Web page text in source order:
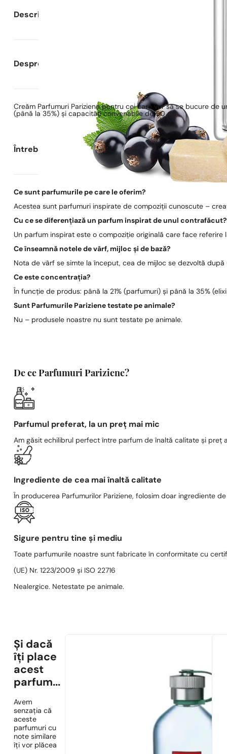
Descrierea parfumului
Despre Parfumuri Pariziene
Creăm Parfumuri Pariziene pentru cei care vor să se bucure
(până la 35%) și capacități convenabile de 50 ml.
Întrebări frecvente
Ce sunt parfumurile pe care le oferim?
Acestea sunt parfumuri inspirate de compoziții cunoscute –
Cu ce se diferențiază un parfum inspirat de unul contrafăcut?
Un parfum inspirat este o compoziție originală care face
Ce înseamnă notele de vârf, mijloc și de bază?
Nota de vârf se simte la început, cea de mijloc se dezvoltă
Ce este concentrația?
În funcție de produs: până la 21% (parfumuri) și până la 35%
Sunt Parfumurile Pariziene testate pe animale?
Nu – produsele noastre nu sunt testate pe animale.
De ce Parfumuri Pariziene?
Parfumul preferat, la un preț mai mic
Am găsit echilibrul perfect între parfum de înaltă calitate și preț
Ingrediente de cea mai înaltă calitate
În producerea Parfumurilor Pariziene, folosim doar ingrediente
Sigure pentru tine și mediu
Toate parfumurile noastre sunt fabricate în conformitate cu
(UE) Nr. 1223/2009 și ISO 22716
Nealergice. Netestate pe animale.
Și dacă
îți place
acest
parfum...
Avem
senzația că
aceste
parfumuri cu
note similare
îți vor plăcea